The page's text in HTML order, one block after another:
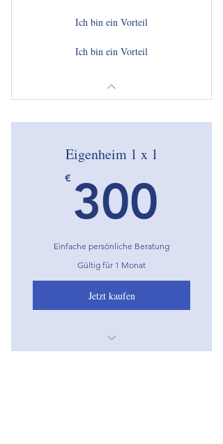
Ich bin ein Vorteil
Ich bin ein Vorteil
Eigenheim 1 x 1
€ 300
Einfache persönliche Beratung
Gültig für 1 Monat
Jetzt kaufen